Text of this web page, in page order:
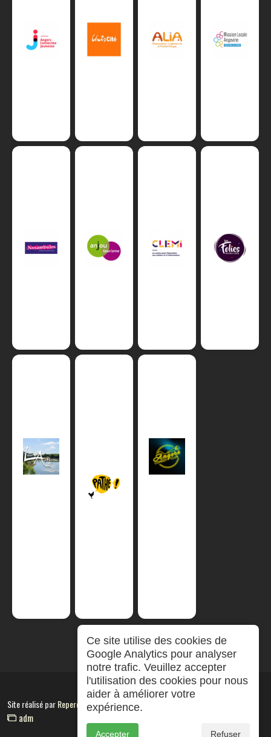
Site réalisé parRepereCom
adm
Ce site utilise des cookies de
Google Analytics pour analyser
notre trafic. Veuillez accepter
l'utilisation des cookies pour nous
aider à améliorer votre
expérience.
Accepter Refuser